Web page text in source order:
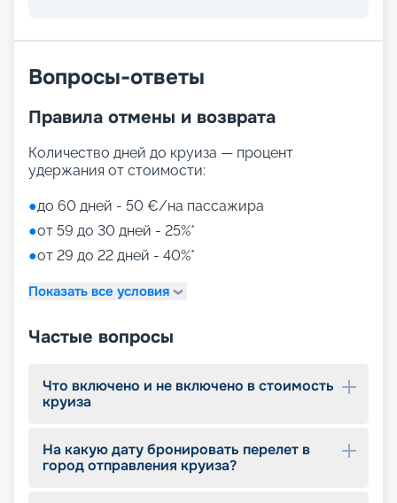
Вопросы-ответы
Правила отмены и возврата
Количество дней до круиза — процент
удержания от стоимости:
●до 60 дней - 50 €/на пассажира
●от 59 до 30 дней - 25%*
●от 29 до 22 дней - 40%*
Показать все условия
Частые вопросы
Что включено и не включено в стоимость
круиза
На какую дату бронировать перелет в
город отправления круиза?